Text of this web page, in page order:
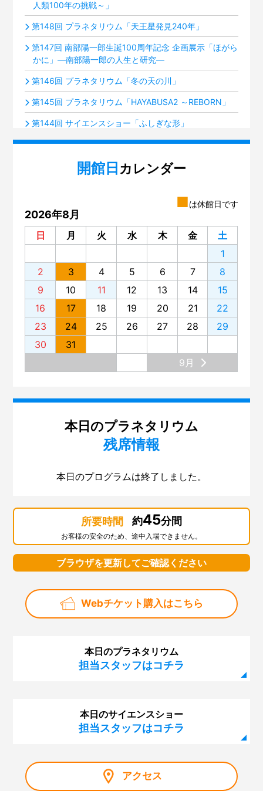
人類100年の挑戦～」
第148回 プラネタリウム「天王星発見240年」
第147回 南部陽一郎生誕100周年記念 企画展示「ほがら
かに」―南部陽一郎の人生と研究―
第146回 プラネタリウム「冬の天の川」
第145回 プラネタリウム「HAYABUSA2 ～REBORN」
第144回 サイエンスショー「ふしぎな形」
第143回 プラネタリウム「火星ふたたび接近中！」
第142回 ミニ企画「積み木のルーツ～フレーベル『恩
第141回 プラネタリウム「夜空の宝石箱『すばる』」
第140回 いろいろな楽器のグループ分け
第139回 サイエンスショー「電池がわかる」
第138回 プラネタリウム「星空歴史秘話」
第137回 プラネタリウム「木星と土星の世界」
第136回 「蜃気楼（しんきろう）」を見てみませんか？
第135回 プラネタリウム「宇宙ヒストリア～138億年、
原子の旅～」
第134回 プラネタリウム。リニューアルの舞台裏
第132回 大阪市立科学館と大阪大学
第131回 展示場リニューアル準備 ～気象コーナー～
第130回「はやぶさ２」
OSAKA」
ン」
第127回「スーパー磁石で大実験」
第126回「科学デモンストレーター10周年」
第125回「火星大接近」
第124回 サイエンスショー「ふわふわ、きらきら！シ
ャボン玉サイエンス」
第122回 プラネタリウム「はるかなる大マゼラン雲」
第120回 幼児のための企画展「にじのせかい」
第118回 企画展「大阪市立科学館資料で見るノーベル賞
開館日 カレンダー
■は休館日です
2026年8月
日 月 火 水 木 金
土
1
2
3 4 5 6 7
8
9
10 11 12 13 14
15
16
17 18 19 20 21
22
23
24 25 26 27 28
29
30
31
9月
本日のプラネタリウム
残席情報
本日のプログラムは終了しました。
所要時間 約45分間
お客様の安全のため、途中入場できません。
ブラウザを更新してご確認ください
Webチケット購入はこちら
本日のプラネタリウム
担当スタッフはコチラ
本日のサイエンスショー
担当スタッフはコチラ
アクセス